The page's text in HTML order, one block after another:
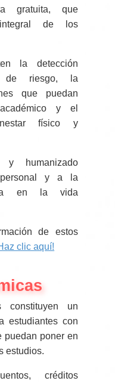
gratuita, que
de los
la detección
de riesgo, la
que puedan
y el
físico y
y humanizado
y a la
en la vida
de estos
clic aquí!
constituyen un
estudiantes con
puedan poner en
estudios.
créditos